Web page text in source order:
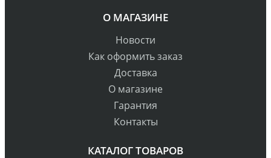
О МАГАЗИНЕ
Новости
Как оформить заказ
Доставка
О магазине
Гарантия
Контакты
КАТАЛОГ ТОВАРОВ